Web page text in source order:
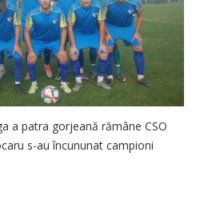
a patra gorjeană rămâne CSO
s-au încununat campioni